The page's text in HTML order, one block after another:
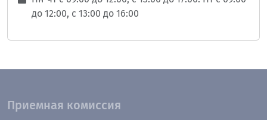
до 12:00, с 13:00 до 16:00
Приемная комиссия